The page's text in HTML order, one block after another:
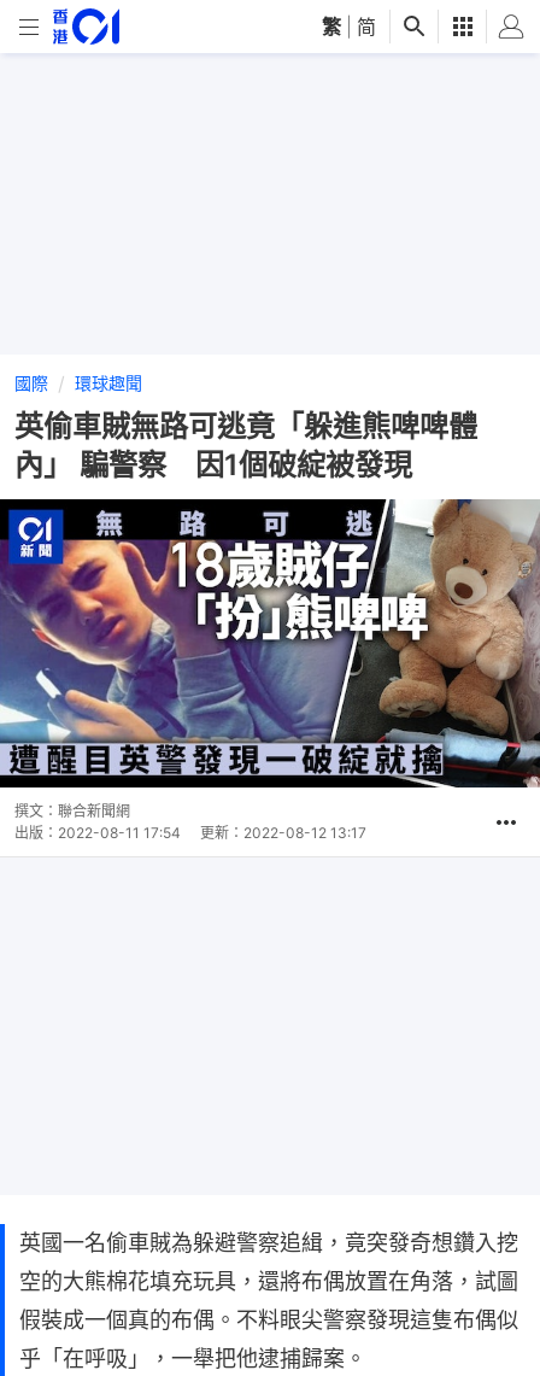
繁 简
國際 環球趣聞
英偷車賊無路可逃竟「躲進熊啤啤體
內」 騙警察 因1個破綻被發現
撰文： 聯合新聞網
出版： 2022-08-11 17:54 更新： 2022-08-12 13:17
英國一名偷車賊為躲避警察追緝，竟突發奇想鑽入挖
空的大熊棉花填充玩具，還將布偶放置在角落，試圖
假裝成一個真的布偶。不料眼尖警察發現這隻布偶似
乎「在呼吸」，一舉把他逮捕歸案。